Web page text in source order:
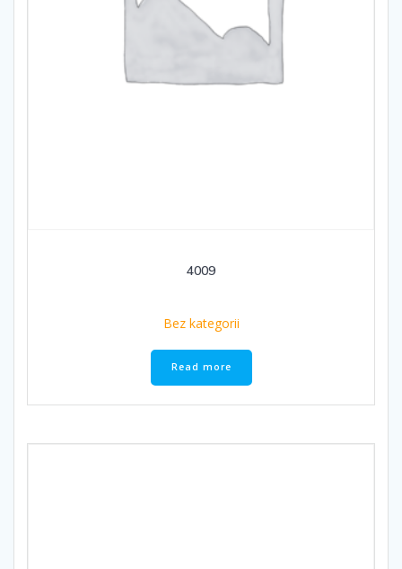
4009
Bez kategorii
Read more